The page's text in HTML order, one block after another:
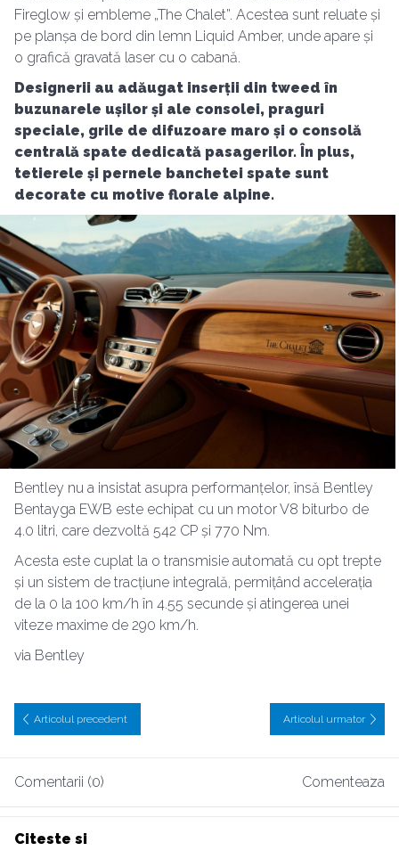
Fireglow și embleme „The Chalet”. Acestea sunt reluate și
pe planșa de bord din lemn Liquid Amber, unde apare și
o grafică gravată laser cu o cabană.
Designerii au adăugat inserții din tweed în
buzunarele ușilor și ale consolei, praguri
speciale, grile de difuzoare maro și o consolă
centrală spate dedicată pasagerilor. În plus,
tetierele și pernele banchetei spate sunt
decorate cu motive florale alpine.
Bentley nu a insistat asupra performanțelor, însă Bentley
Bentayga EWB este echipat cu un motor V8 biturbo de
4.0 litri, care dezvoltă 542 CP și 770 Nm.
Acesta este cuplat la o transmisie automată cu opt trepte
și un sistem de tracțiune integrală, permițând accelerația
de la 0 la 100 km/h în 4.55 secunde și atingerea unei
viteze maxime de 290 km/h.
via Bentley
Articolul precedent Articolul urmator
Comentarii (0) Comenteaza
Citeste si